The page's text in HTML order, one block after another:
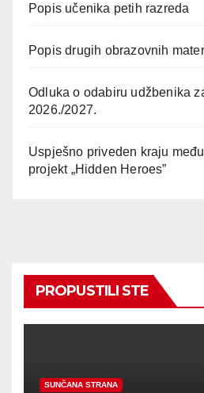
Popis učenika petih razreda
Popis drugih obrazovnih
Odluka o odabiru udžbenika
2026./2027.
Uspješno priveden kraju
projekt „Hidden Heroes”
PROPUSTILI STE
SUNČANA STRANA